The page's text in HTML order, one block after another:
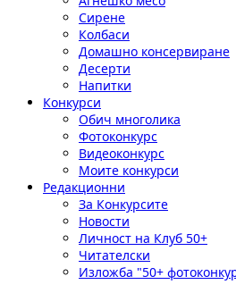
Сирене
Колбаси
Домашно консервиране
Десерти
Напитки
Конкурси
Обич многолика
Фотоконкурс
Видеоконкурс
Моите конкурси
Редакционни
За Конкурсите
Новости
Личност на Клуб 50+
Читателски
Изложба "50+